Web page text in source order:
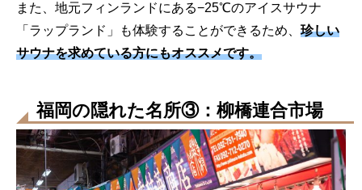
また、地元フィンランドにある−25℃のアイスサウナ
「ラップランド」も体験することができるため、 珍しい
サウナを求めている方にもオススメです。
福岡の隠れた名所③：柳橋連合市場